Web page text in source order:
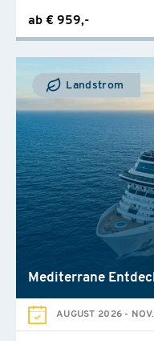
ab € 959,-
Landstrom
Mediterrane
AUGUST 2026 -